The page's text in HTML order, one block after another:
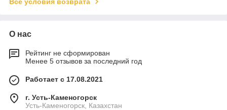
О нас
Рейтинг не сформирован
Менее 5 отзывов за последний год
Работает с 17.08.2021
г. Усть-Каменогорск
Усть-Каменогорск, Казахстан